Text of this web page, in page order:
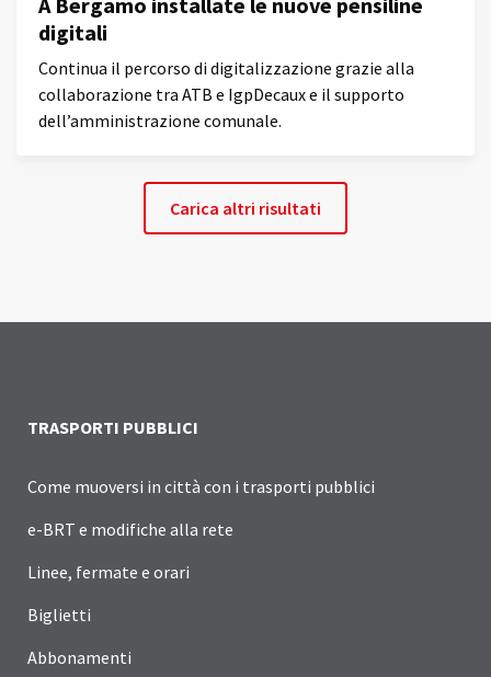
digitali
Continua il percorso di digitalizzazione grazie alla
collaborazione tra ATB e IgpDecaux e il supporto
dell’amministrazione comunale.
Carica altri risultati
TRASPORTI PUBBLICI
Come muoversi in città con i trasporti pubblici
e-BRT e modifiche alla rete
Linee, fermate e orari
Biglietti
Abbonamenti